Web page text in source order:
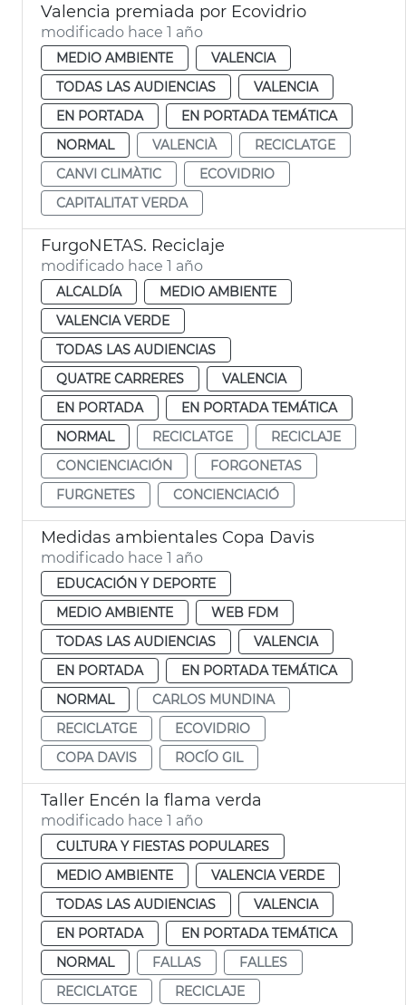
Valencia premiada por Ecovidrio
modificado hace 1 año
MEDIO AMBIENTE
VALENCIA
TODAS LAS AUDIENCIAS
VALENCIA
EN PORTADA
EN PORTADA TEMÁTICA
NORMAL
VALENCIÀ
RECICLATGE
CANVI CLIMÀTIC
ECOVIDRIO
CAPITALITAT VERDA
FurgoNETAS. Reciclaje
modificado hace 1 año
ALCALDÍA
MEDIO AMBIENTE
VALENCIA VERDE
TODAS LAS AUDIENCIAS
QUATRE CARRERES
VALENCIA
EN PORTADA
EN PORTADA TEMÁTICA
NORMAL
RECICLATGE
RECICLAJE
CONCIENCIACIÓN
FORGONETAS
FURGNETES
CONCIENCIACIÓ
Medidas ambientales Copa Davis
modificado hace 1 año
EDUCACIÓN Y DEPORTE
MEDIO AMBIENTE
WEB FDM
TODAS LAS AUDIENCIAS
VALENCIA
EN PORTADA
EN PORTADA TEMÁTICA
NORMAL
CARLOS MUNDINA
RECICLATGE
ECOVIDRIO
COPA DAVIS
ROCÍO GIL
Taller Encén la flama verda
modificado hace 1 año
CULTURA Y FIESTAS POPULARES
MEDIO AMBIENTE
VALENCIA VERDE
TODAS LAS AUDIENCIAS
VALENCIA
EN PORTADA
EN PORTADA TEMÁTICA
NORMAL
FALLAS
FALLES
RECICLATGE
RECICLAJE